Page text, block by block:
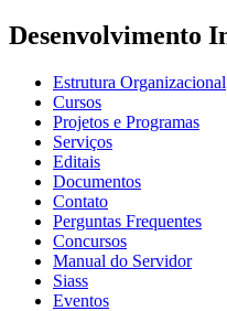
Desenvolvimento
Estrutura Organizacional
Cursos
Projetos e Programas
Serviços
Editais
Documentos
Contato
Perguntas Frequentes
Concursos
Manual do Servidor
Siass
Eventos